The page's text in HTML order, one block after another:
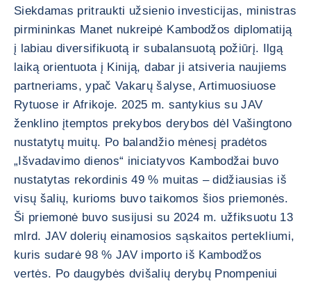
Siekdamas pritraukti užsienio investicijas, ministras
pirmininkas Manet nukreipė Kambodžos diplomatiją
į labiau diversifikuotą ir subalansuotą požiūrį. Ilgą
laiką orientuota į Kiniją, dabar ji atsiveria naujiems
partneriams, ypač Vakarų šalyse, Artimuosiuose
Rytuose ir Afrikoje. 2025 m. santykius su JAV
ženklino įtemptos prekybos derybos dėl Vašingtono
nustatytų muitų. Po balandžio mėnesį pradėtos
„Išvadavimo dienos“ iniciatyvos Kambodžai buvo
nustatytas rekordinis 49 % muitas – didžiausias iš
visų šalių, kurioms buvo taikomos šios priemonės.
Ši priemonė buvo susijusi su 2024 m. užfiksuotu 13
mlrd. JAV dolerių einamosios sąskaitos pertekliumi,
kuris sudarė 98 % JAV importo iš Kambodžos
vertės. Po daugybės dvišalių derybų Pnompeniui